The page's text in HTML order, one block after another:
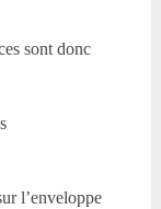
sont donc
l’enveloppe